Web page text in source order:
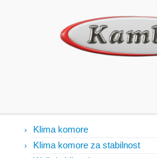
Klima komore
Klima komore za stabilnost